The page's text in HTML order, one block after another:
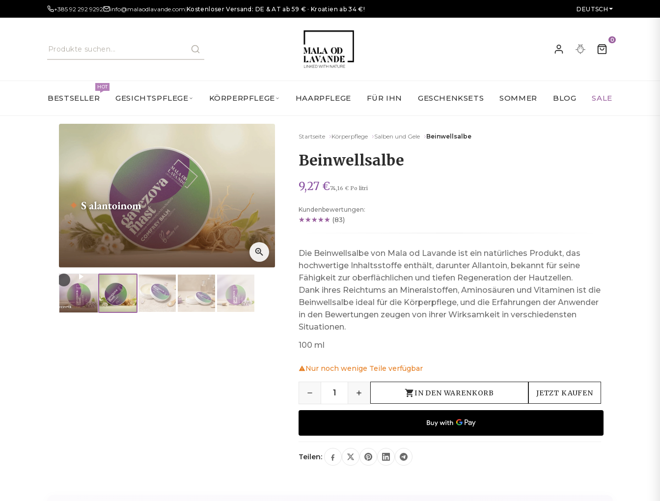
+385 92 292 9292 info@malaodlavande.com|Kostenloser Versand: DE & AT ab 59 € · Kroatien ab 34 €! DEUTSCH
0
BESTSELLER
HOT
GESICHTSPFLEGE KÖRPERPFLEGE HAARPFLEGE FÜR IHN GESCHENKSETS SOMMER BLOG SALE
Startseite Körperpflege Salben und Gele Beinwellsalbe
Beinwellsalbe
9,27 €74,16 € Po litri
Kundenbewertungen:
(83)
Die Beinwellsalbe von Mala od Lavande ist ein natürliches Produkt, das
hochwertige Inhaltsstoffe enthält, darunter Allantoin, bekannt für seine
Fähigkeit zur oberflächlichen und tiefen Regeneration der Hautzellen.
Dank ihres Reichtums an Mineralstoffen, Aminosäuren und Vitaminen ist die
Beinwellsalbe ideal für die Körperpflege, und die Erfahrungen der Anwender
in den Bewertungen zeugen von ihrer Wirksamkeit in verschiedensten
Situationen.
100 ml
Nur noch wenige Teile verfügbar
IN DEN WARENKORB JETZT KAUFEN
Teilen: